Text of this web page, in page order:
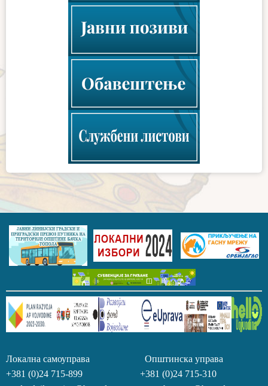
Локална самоуправа Општинска управа
+381 (0)24 715-899 +381 (0)24 715-310